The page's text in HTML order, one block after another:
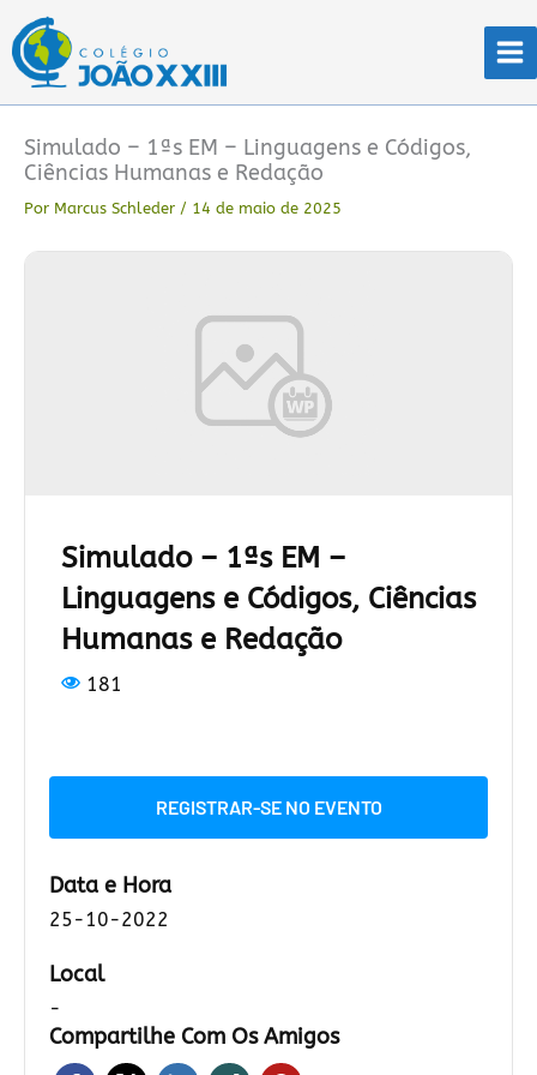
para
conteúdo
Simulado – 1ªs EM – Linguagens e Códigos,
Ciências Humanas e Redação
Por Marcus Schleder / 14 de maio de 2025
Simulado – 1ªs EM –
Linguagens e Códigos, Ciências
Humanas e Redação
181
REGISTRAR-SE NO EVENTO
Data e Hora
25-10-2022
Local
-
Compartilhe Com Os Amigos